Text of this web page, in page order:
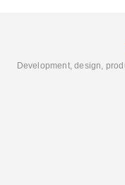
Development, design,